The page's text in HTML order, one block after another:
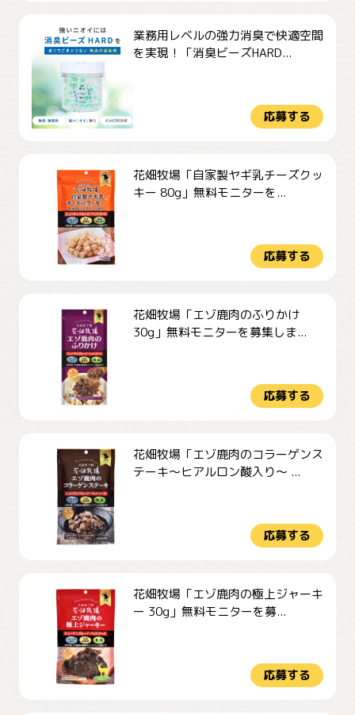
業務用レベルの強力消臭で快適空間
を実現！「消臭ビーズHARD...
応募する
花畑牧場「自家製ヤギ乳チーズクッ
キー 80g」無料モニターを...
応募する
花畑牧場「エゾ鹿肉のふりかけ
30g」無料モニターを募集しま...
応募する
花畑牧場「エゾ鹿肉のコラーゲンス
テーキ～ヒアルロン酸入り～ ...
応募する
花畑牧場「エゾ鹿肉の極上ジャーキ
ー 30g」無料モニターを募...
応募する